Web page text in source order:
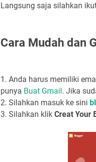
Langsung saja silahkan
Cara Mudah dan
1. Anda harus memiliki
punya Buat Gmail. Jika
2. Silahkan masuk ke sini
3. Silahkan klik Creat Your